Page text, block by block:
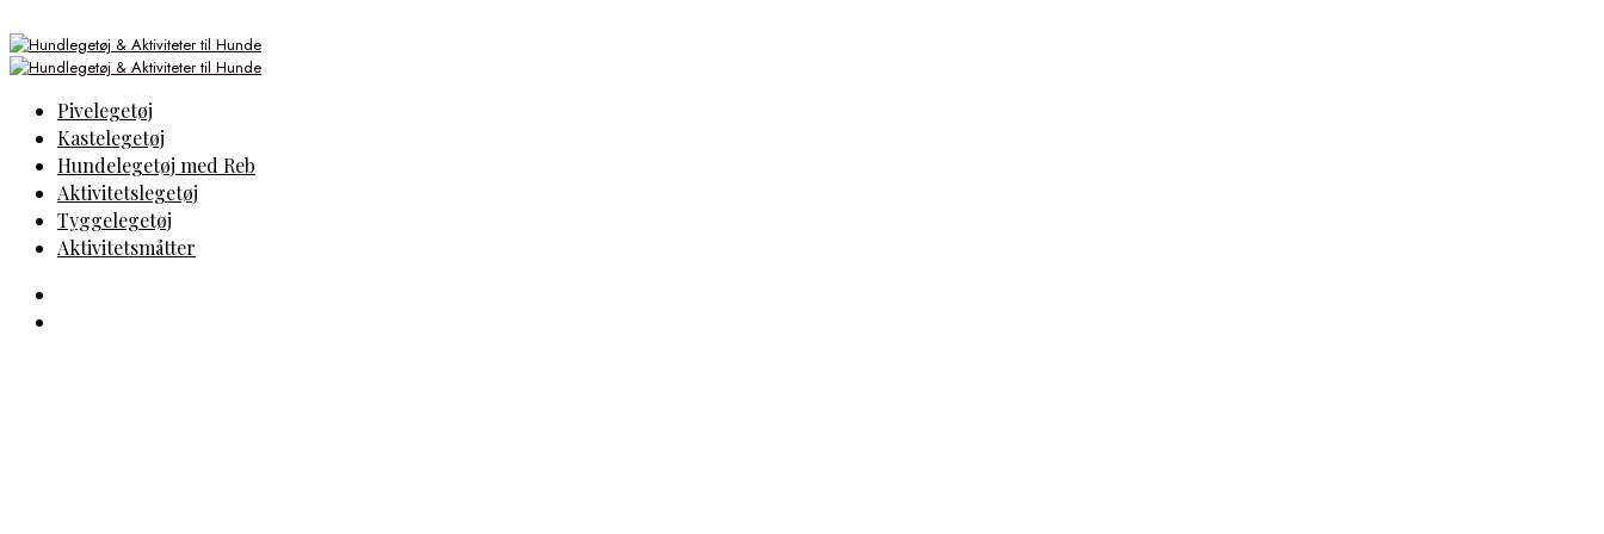
Pivelegetøj
Kastelegetøj
Hundelegetøj med Reb
Aktivitetslegetøj
Tyggelegetøj
Aktivitetsmåtter